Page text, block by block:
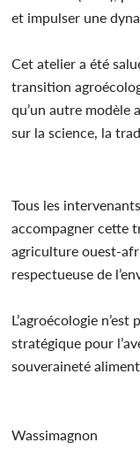
et impulser une
Cet atelier a été
transition
qu’un autre modèle
sur la science, la
Tous les
accompagner cette
agriculture ouest-
respectueuse de
L’agroécologie
stratégique pour
souveraineté
Wassimagnon